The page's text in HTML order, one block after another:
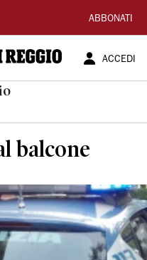
ABBONATI
ACCEDI
balcone